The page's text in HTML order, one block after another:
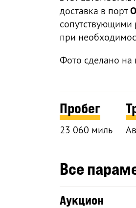
доставка в порт
сопутствующими
при
Фото сделано на
Пробег
23 060 миль
Все
Аукцион